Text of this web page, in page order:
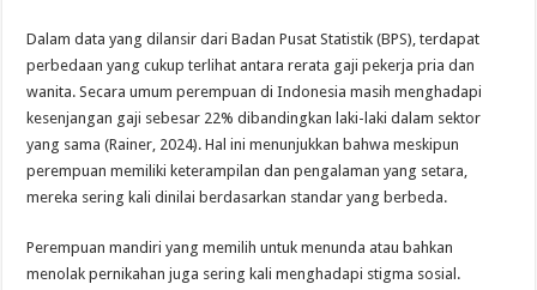
Dalam data yang dilansir dari Badan Pusat Statistik (BPS), terdapat
perbedaan yang cukup terlihat antara rerata gaji pekerja pria dan
wanita. Secara umum perempuan di Indonesia masih menghadapi
kesenjangan gaji sebesar 22% dibandingkan laki-laki dalam sektor
yang sama (Rainer, 2024). Hal ini menunjukkan bahwa meskipun
perempuan memiliki keterampilan dan pengalaman yang setara,
mereka sering kali dinilai berdasarkan standar yang berbeda.
Perempuan mandiri yang memilih untuk menunda atau bahkan
menolak pernikahan juga sering kali menghadapi stigma sosial.